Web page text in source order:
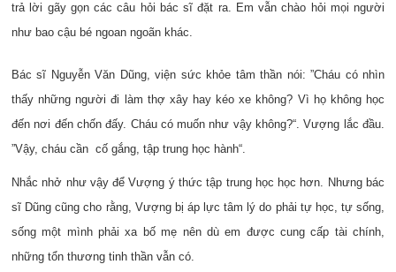
trả lời gãy gọn các câu hỏi bác sĩ đặt ra. Em vẫn chào hỏi mọi người
như bao cậu bé ngoan ngoãn khác.
Bác sĩ Nguyễn Văn Dũng, viện sức khỏe tâm thần nói: ”Cháu có nhìn
thấy những người đi làm thợ xây hay kéo xe không? Vì họ không học
đến nơi đến chốn đấy. Cháu có muốn như vậy không?“. Vượng lắc đầu.
”Vậy, cháu cần cố gắng, tập trung học hành“.
Nhắc nhở như vậy để Vượng ý thức tập trung học học hơn. Nhưng bác
sĩ Dũng cũng cho rằng, Vượng bị áp lực tâm lý do phải tự học, tự sống,
sống một mình phải xa bố mẹ nên dù em được cung cấp tài chính,
những tổn thương tinh thần vẫn có.